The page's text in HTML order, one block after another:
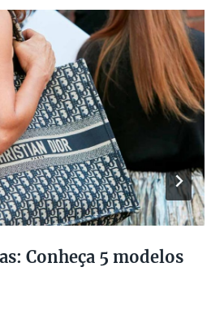
Conheça 5 modelos